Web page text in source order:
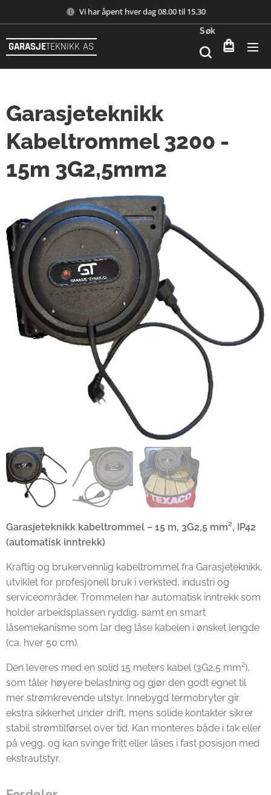
Vi har åpent hver dag 08.00 til 15.30
GARASJETEKNIKK AS
Søk
Garasjeteknikk
Kabeltrommel 3200 -
15m 3G2,5mm2
Garasjeteknikk kabeltrommel – 15 m, 3G2,5 mm², IP42
(automatisk inntrekk)
Kraftig og brukervennlig kabeltrommel fra Garasjeteknikk,
utviklet for profesjonell bruk i verksted, industri og
serviceområder. Trommelen har automatisk inntrekk som
holder arbeidsplassen ryddig, samt en smart
låsemekanisme som lar deg låse kabelen i ønsket lengde
(ca. hver 50 cm).
Den leveres med en solid 15 meters kabel (3G2,5 mm²),
som tåler høyere belastning og gjør den godt egnet til
mer strømkrevende utstyr. Innebygd termobryter gir
ekstra sikkerhet under drift, mens solide kontakter sikrer
stabil strømtilførsel over tid. Kan monteres både i tak eller
på vegg, og kan svinge fritt eller låses i fast posisjon med
ekstrautstyr.